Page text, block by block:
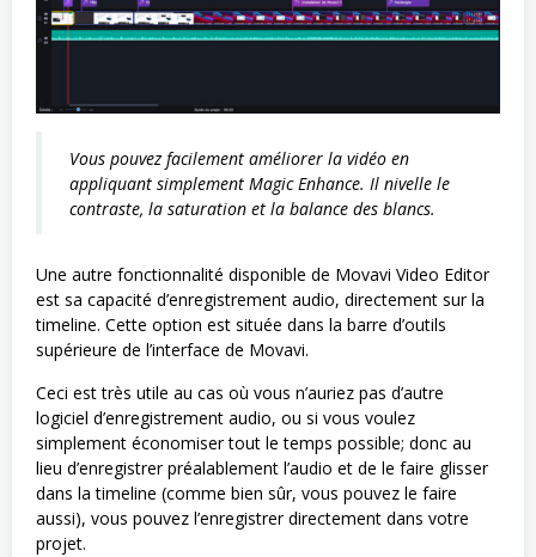
Vous pouvez facilement améliorer la vidéo en
appliquant simplement Magic Enhance. Il nivelle le
contraste, la saturation et la balance des blancs.
Une autre fonctionnalité disponible de Movavi Video Editor
est sa capacité d’enregistrement audio, directement sur la
timeline. Cette option est située dans la barre d’outils
supérieure de l’interface de Movavi.
Ceci est très utile au cas où vous n’auriez pas d’autre
logiciel d’enregistrement audio, ou si vous voulez
simplement économiser tout le temps possible; donc au
lieu d’enregistrer préalablement l’audio et de le faire glisser
dans la timeline (comme bien sûr, vous pouvez le faire
aussi), vous pouvez l’enregistrer directement dans votre
projet.